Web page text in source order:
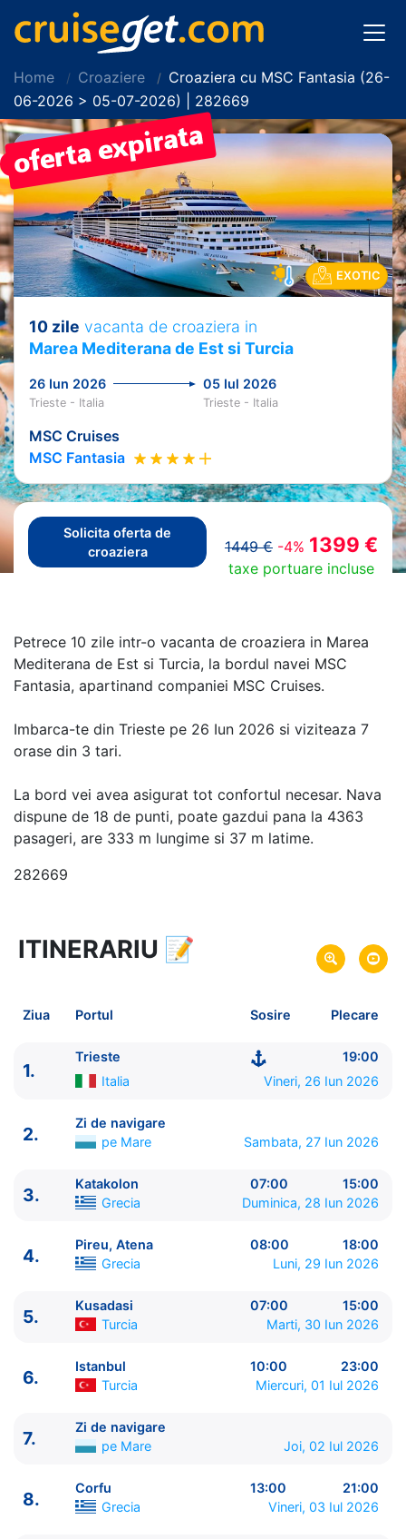
Home Croaziere
Croaziera cu MSC Fantasia (26-
06-2026 > 05-07-2026) | 282669
PRET REDUS!
EXOTIC
10 zile vacanta de croaziera in
Marea Mediterana de Est si Turcia
26 Iun 2026 05 Iul 2026
Trieste - Italia Trieste - Italia
MSC Cruises
MSC Fantasia
Solicita oferta de
croaziera
1449 € -4% 1399 €
taxe portuare incluse
Petrece 10 zile intr-o vacanta de croaziera in Marea
Mediterana de Est si Turcia, la bordul navei MSC
Fantasia, apartinand companiei MSC Cruises.
Imbarca-te din Trieste pe 26 Iun 2026 si viziteaza 7
orase din 3 tari.
La bord vei avea asigurat tot confortul necesar. Nava
dispune de 18 de punti, poate gazdui pana la 4363
pasageri, are 333 m lungime si 37 m latime.
282669
10 zile vacanta de croaziera in
Marea Mediterana de Est si Turcia -
link oferta
Plecare pe 26 Iun 2026 din Trieste, Italia
MSC Cruises
ITINERARIU
----------------------------------------
1. Trieste Italia ⚓ - 19:00
Katakolon Grecia
4.
Pireu, Atena Grecia
6.
Istanbul Turcia
Zi de navigare
0:00 - 0:00
ITINERARIU 📝
Ziua Portul Sosire Plecare
1.
Trieste
19:00
Italia
Vineri, 26 Iun 2026
2.
Zi de navigare
pe Mare
Sambata, 27 Iun 2026
3.
Katakolon 07:00
15:00
Grecia
Duminica, 28 Iun 2026
4.
Pireu, Atena 08:00
18:00
Grecia
Luni, 29 Iun 2026
5.
Kusadasi 07:00
15:00
Turcia
Marti, 30 Iun 2026
6.
Istanbul 10:00
23:00
Turcia
Miercuri, 01 Iul 2026
7.
Zi de navigare
pe Mare
Joi, 02 Iul 2026
8.
Corfu 13:00
21:00
Grecia
Vineri, 03 Iul 2026